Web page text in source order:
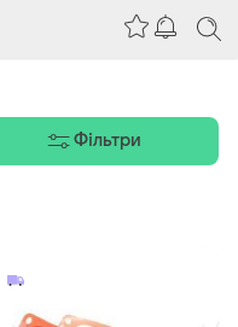
Фільтри